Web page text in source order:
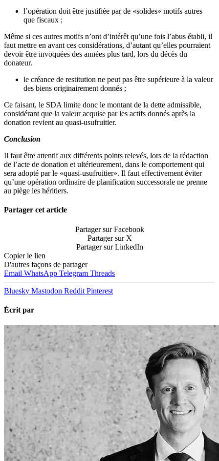
l’opération doit être justifiée par de «solides» motifs autres
que fiscaux ;
Même si ces autres motifs n’ont d’intérêt qu’une fois l’abus établi, il
faut mettre en avant ces considérations, d’autant qu’elles pourraient
devoir être invoquées des années plus tard, lors du décès du
donateur.
le créance de restitution ne peut pas être supérieure à la valeur
des biens originairement donnés ;
Ce faisant, le SDA limite donc le montant de la dette admissible,
considérant que la valeur acquise par les actifs donnés après la
donation revient au quasi-usufruitier.
Conclusion
Il faut être attentif aux différents points relevés, lors de la rédaction
de l’acte de donation et ultérieurement, dans le comportement qui
sera adopté par le «quasi-usufruitier». Il faut effectivement éviter
qu’une opération ordinaire de planification successorale ne prenne
au piège les héritiers.
Partager cet article
Partager sur Facebook
Partager sur X
Partager sur LinkedIn
Copier le lien
D'autres façons de partager
Email WhatsApp Telegram Threads
Bluesky Mastodon Reddit Pinterest
Écrit par